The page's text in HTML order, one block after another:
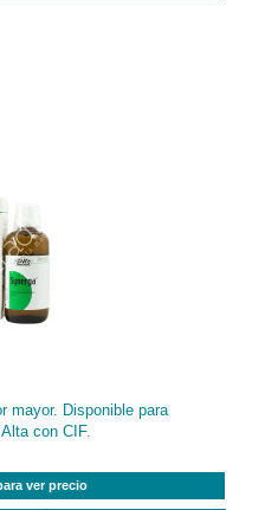
mayor. Disponible para
con CIF.
ver precio